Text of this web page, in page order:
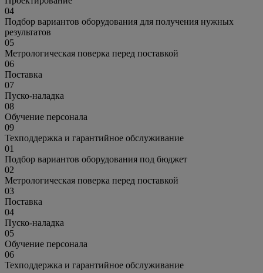
04
Подбор вариантов оборудования для получения нужных
результатов
05
Метрологическая поверка перед поставкой
06
Поставка
07
Пуско-наладка
08
Обучение персонала
09
Техподдержка и гарантийное обслуживание
01
Подбор вариантов оборудования под бюджет
02
Метрологическая поверка перед поставкой
03
Поставка
04
Пуско-наладка
05
Обучение персонала
06
Техподдержка и гарантийное обслуживание